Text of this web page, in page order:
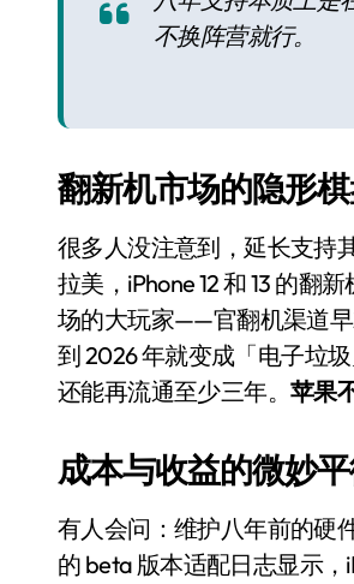
对不起胖东来
耳机低音像白
复古玩家狂喜
Xbox 360 游
AirTag 新版到
净利润暴跌
不换阵营就行。
翻新机市场的隐形
很多人没注意到，延长支持
拉美，iPhone 12 和 13 的翻
场的大玩家——官翻机渠道早
到 2026 年就变成「电子垃
还能再流通至少三年。 苹果
成本与收益的微妙
有人会问：维护八年前的硬
的 beta 版本适配日志显示